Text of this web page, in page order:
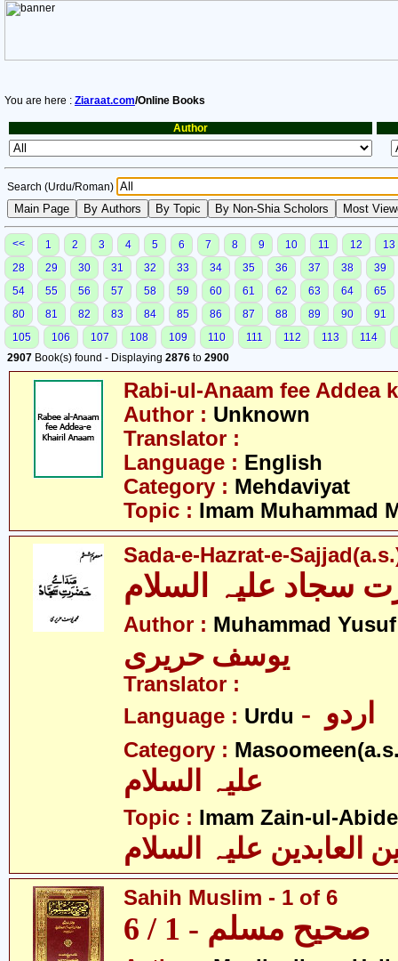
You are here : Ziaraat.com/Online Books
Author
Search (Urdu/Roman)
<< 1 2 3 4 5 6 7 8 9 10 11 12
13
28
29 30 31 32 33 34 35 36 37 38
39
54
55 56 57 58 59 60 61 62 63 64
65
80
81 82 83 84 85 86 87 88 89 90
91
105
106 107 108 109 110 111 112 113
114
2907 Book(s) found - Displaying 2876 to 2900
Rabi-ul-Anaam fee Addea
Author : Unknown
Translator :
Language : English
Category : Mehdaviyat
Topic : Imam Muhammad
Sada-e-Hazrat-e-
سجاد علیہ السلام
Author : Muhammad
یوسف حریری
Translator :
Language : Urdu
Category :
Topic : Imam Zain-ul-
Sahih Muslim - 1 of 6
صحیح مسلم - 1 / 6